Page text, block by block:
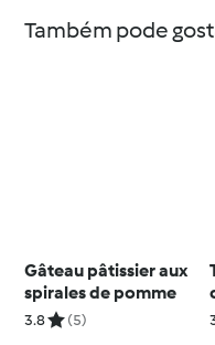
Também pode
Gâteau pâtissier aux
spirales de pomme
3.8 (5)